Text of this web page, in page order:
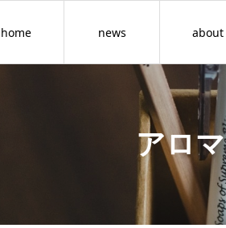
home news about
アロマ